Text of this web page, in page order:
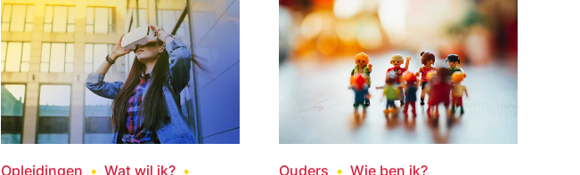
Opleidingen
Wat wil ik?
Ouders Wie ben ik?